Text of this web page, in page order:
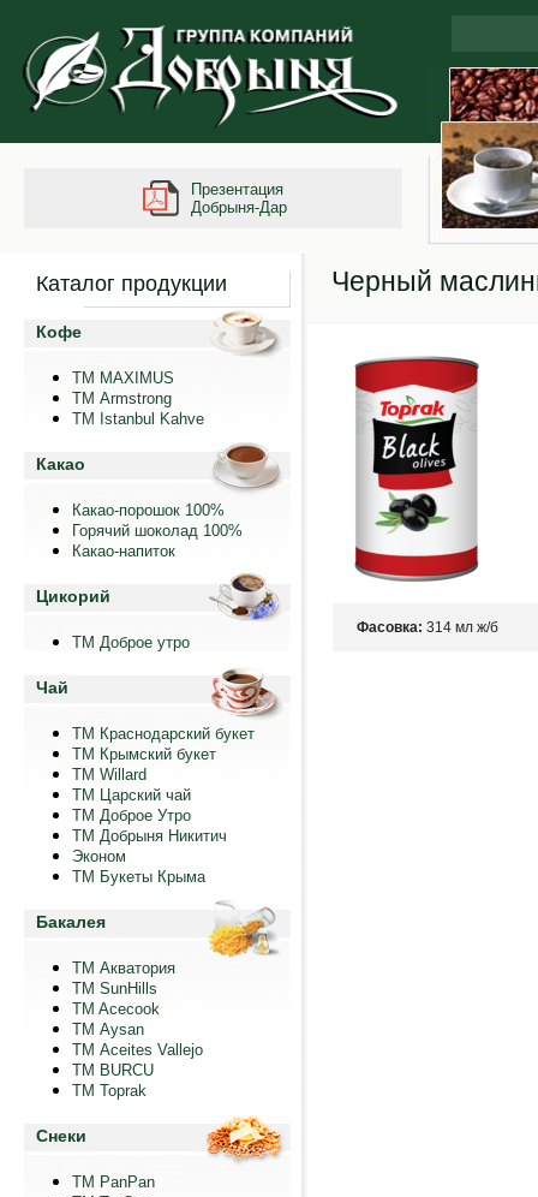
Презентация
Добрыня-Дар
Каталог продукции
Кофе
ТМ MAXIMUS
ТМ Armstrong
TM Istanbul Kahve
Какао
Какао-порошок 100%
Горячий шоколад 100%
Какао-напиток
Цикорий
ТМ Доброе утро
Чай
ТМ Краснодарский букет
ТМ Крымский букет
ТМ Willard
ТМ Царский чай
ТМ Доброе Утро
ТМ Добрыня Никитич
Эконом
ТМ Букеты Крыма
Бакалея
ТМ Акватория
ТМ SunHills
TM Acecook
ТМ Aysan
ТМ Aceites Vallejo
TM BURCU
TM Toprak
Снеки
TM PanPan
Черный
Фасовка: 314 мл ж/б